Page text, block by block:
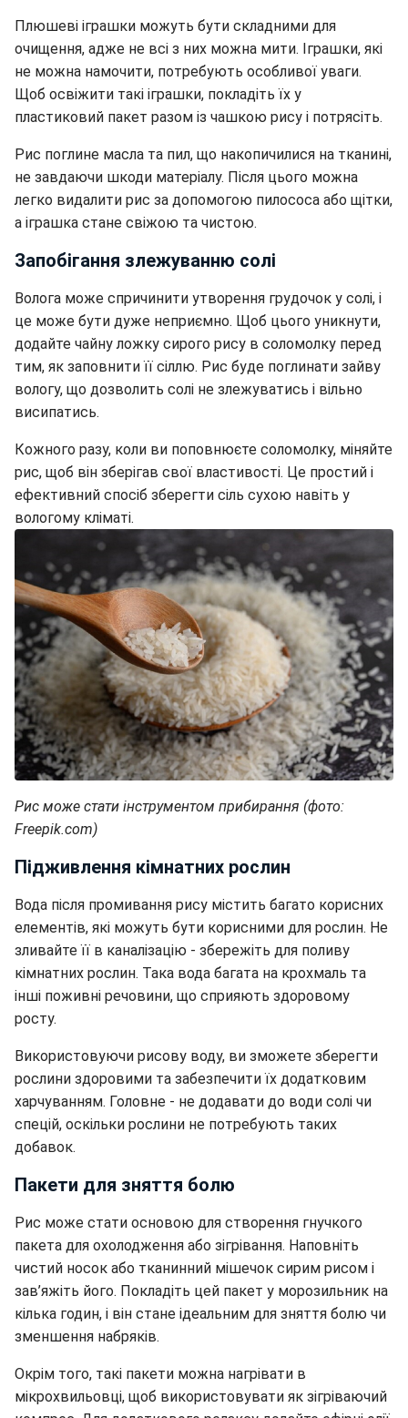
Плюшеві іграшки можуть бути складними для
очищення, адже не всі з них можна мити. Іграшки, які
не можна намочити, потребують особливої уваги.
Щоб освіжити такі іграшки, покладіть їх у
пластиковий пакет разом із чашкою рису і потрясіть.
Рис поглине масла та пил, що накопичилися на тканині,
не завдаючи шкоди матеріалу. Після цього можна
легко видалити рис за допомогою пилососа або щітки,
а іграшка стане свіжою та чистою.
Запобігання злежуванню солі
Волога може спричинити утворення грудочок у солі, і
це може бути дуже неприємно. Щоб цього уникнути,
додайте чайну ложку сирого рису в соломолку перед
тим, як заповнити її сіллю. Рис буде поглинати зайву
вологу, що дозволить солі не злежуватись і вільно
висипатись.
Кожного разу, коли ви поповнюєте соломолку, міняйте
рис, щоб він зберігав свої властивості. Це простий і
ефективний спосіб зберегти сіль сухою навіть у
вологому кліматі.
Рис може стати інструментом прибирання (фото:
Freepik.com)
Підживлення кімнатних рослин
Вода після промивання рису містить багато корисних
елементів, які можуть бути корисними для рослин. Не
зливайте її в каналізацію - збережіть для поливу
кімнатних рослин. Така вода багата на крохмаль та
інші поживні речовини, що сприяють здоровому
росту.
Використовуючи рисову воду, ви зможете зберегти
рослини здоровими та забезпечити їх додатковим
харчуванням. Головне - не додавати до води солі чи
спецій, оскільки рослини не потребують таких
добавок.
Пакети для зняття болю
Рис може стати основою для створення гнучкого
пакета для охолодження або зігрівання. Наповніть
чистий носок або тканинний мішечок сирим рисом і
зав’яжіть його. Покладіть цей пакет у морозильник на
кілька годин, і він стане ідеальним для зняття болю чи
зменшення набряків.
Окрім того, такі пакети можна нагрівати в
мікрохвильовці, щоб використовувати як зігріваючий